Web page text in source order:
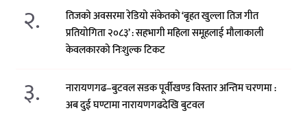
२.
तिजको अवसरमा रेडियो संकेतको ‘बृहत खुल्ला तिज गीत
प्रतियोगिता २०८३’ : सहभागी महिला समूहलाई मौलाकाली
केवलकारको निःशुल्क टिकट
३.
नारायणगढ–बुटवल सडक पूर्वीखण्ड विस्तार अन्तिम चरणमा :
अब दुई घण्टामा नारायणगढदेखि बुटवल